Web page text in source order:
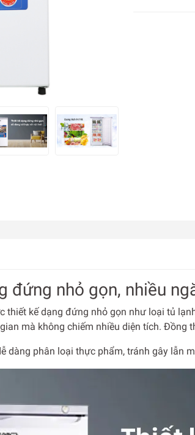
đứng nhỏ gọn, nhiều
thiết kế dạng đứng nhỏ gọn như loại tủ
mà không chiếm nhiều diện tích.
dàng phân loại thực phẩm, tránh gây lẫn